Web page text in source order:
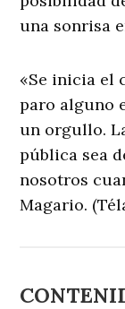
una sonrisa
«Se inicia el
paro alguno
un orgullo.
pública sea
nosotros
Magario.